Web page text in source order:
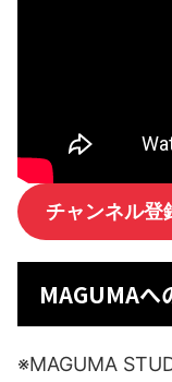
チャンネル登
MAGUMAへ
※MAGUMA